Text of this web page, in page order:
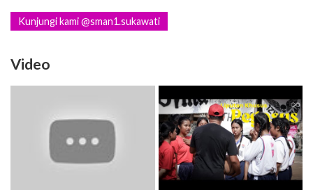
Kunjungi kami @sman1.sukawati
Video